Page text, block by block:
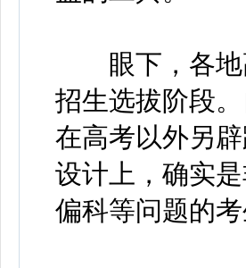
眼下，各地
招生选拔阶段
在高考以外另
设计上，确实
偏科等问题的